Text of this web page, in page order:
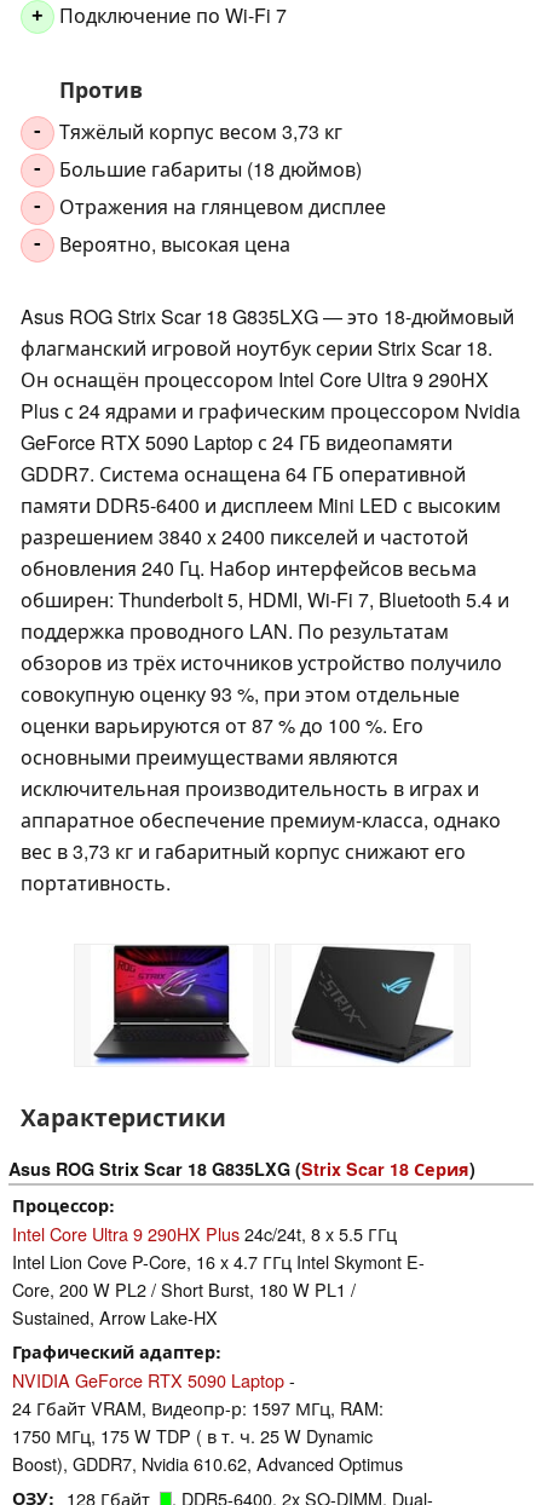
+ Подключение по Wi-Fi 7
Против
- Тяжёлый корпус весом 3,73 кг
- Большие габариты (18 дюймов)
- Отражения на глянцевом дисплее
- Вероятно, высокая цена
Asus ROG Strix Scar 18 G835LXG — это 18-дюймовый
флагманский игровой ноутбук серии Strix Scar 18.
Он оснащён процессором Intel Core Ultra 9 290HX
Plus с 24 ядрами и графическим процессором Nvidia
GeForce RTX 5090 Laptop с 24 ГБ видеопамяти
GDDR7. Система оснащена 64 ГБ оперативной
памяти DDR5-6400 и дисплеем Mini LED с высоким
разрешением 3840 x 2400 пикселей и частотой
обновления 240 Гц. Набор интерфейсов весьма
обширен: Thunderbolt 5, HDMI, Wi-Fi 7, Bluetooth 5.4 и
поддержка проводного LAN. По результатам
обзоров из трёх источников устройство получило
совокупную оценку 93 %, при этом отдельные
оценки варьируются от 87 % до 100 %. Его
основными преимуществами являются
исключительная производительность в играх и
аппаратное обеспечение премиум-класса, однако
вес в 3,73 кг и габаритный корпус снижают его
портативность.
Характеристики
Asus ROG Strix Scar 18 G835LXG (Strix Scar 18 Серия)
Процессор
Intel Core Ultra 9 290HX Plus24c/24t, 8 x 5.5 ГГц
Intel Lion Cove P-Core, 16 x 4.7 ГГц Intel Skymont E-
Core, 200 W PL2 / Short Burst, 180 W PL1 /
Sustained, Arrow Lake-HX
Графический адаптер
NVIDIA GeForce RTX 5090 Laptop-
24 Гбайт VRAM, Видеопр-р: 1597 МГц, RAM:
1750 МГц, 175 W TDP ( в т. ч. 25 W Dynamic
Boost), GDDR7, Nvidia 610.62, Advanced Optimus
ОЗУ 128 Гбайт , DDR5-6400, 2x SO-DIMM, Dual-